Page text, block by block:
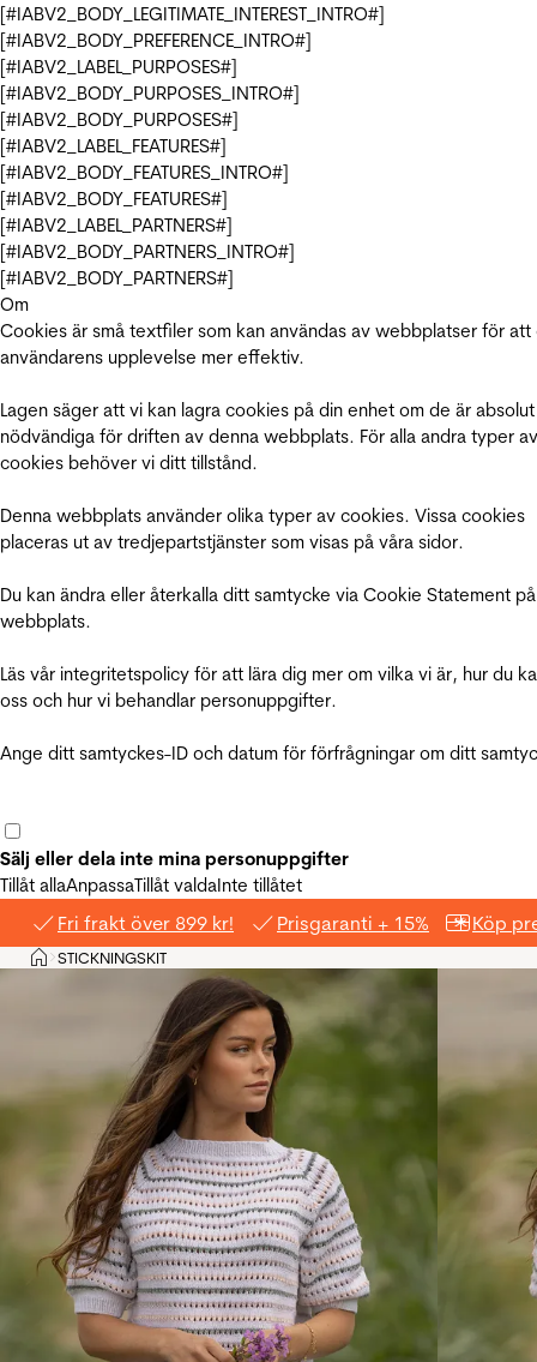
[#IABV2_BODY_LEGITIMATE_INTEREST_INTRO#]
[#IABV2_BODY_PREFERENCE_INTRO#]
[#IABV2_LABEL_PURPOSES#]
[#IABV2_BODY_PURPOSES_INTRO#]
[#IABV2_BODY_PURPOSES#]
[#IABV2_LABEL_FEATURES#]
[#IABV2_BODY_FEATURES_INTRO#]
[#IABV2_BODY_FEATURES#]
[#IABV2_LABEL_PARTNERS#]
[#IABV2_BODY_PARTNERS_INTRO#]
[#IABV2_BODY_PARTNERS#]
Om
Cookies är små textfiler som kan användas av webbplatser för att
användarens upplevelse mer effektiv.
Lagen säger att vi kan lagra cookies på din enhet om de är absolut
nödvändiga för driften av denna webbplats. För alla andra typer av
cookies behöver vi ditt tillstånd.
Denna webbplats använder olika typer av cookies. Vissa cookies
placeras ut av tredjepartstjänster som visas på våra sidor.
Du kan ändra eller återkalla ditt samtycke via Cookie Statement
webbplats.
Läs vår integritetspolicy för att lära dig mer om vilka vi är, hur du
oss och hur vi behandlar personuppgifter.
Ange ditt samtyckes-ID och datum för förfrågningar om ditt
Sälj eller dela inte mina personuppgifter
Tillåt allaAnpassaTillåt valdaInte tillåtet
Fri frakt över 899 kr! Prisgaranti + 15% Köp
Hem
>STICKNINGSKIT